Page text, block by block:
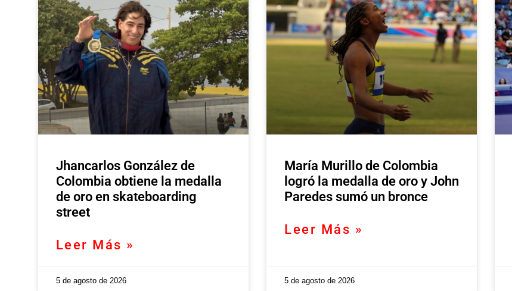
Jhancarlos González de
Colombia obtiene la medalla
de oro en skateboarding
street
Leer Más »
5 de agosto de 2026
María Murillo de Colombia
logró la medalla de oro y John
Paredes sumó un bronce
Leer Más »
5 de agosto de 2026